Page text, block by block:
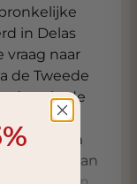
in Delas
vraag naar
de Tweede
in de
jaren
een van